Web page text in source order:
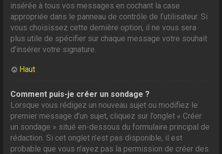
insérée à tous vos messages en cochant la case
appropriée dans le panneau de contrôle de l’utilisateur. Si
vous choisissez cette dernière option, il ne vous sera
plus utile de spécifier sur chaque message votre souhait
d’insérer votre signature.
Haut
Comment puis-je créer un sondage ?
Lorsque vous rédigez un nouveau sujet ou modifiez le
premier message d’un sujet, cliquez sur l’onglet « Créer
un sondage » situé en-dessous du formulaire principal de
rédaction. Si cet onglet n’est pas disponible, il est
probable que vous n’ayez pas la permission de créer des